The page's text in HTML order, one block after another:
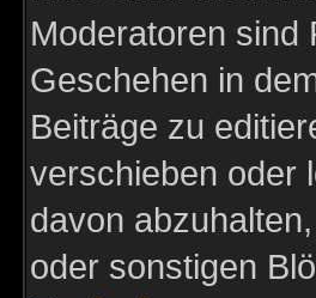
Moderatoren sind
Geschehen in
Beiträge zu
verschieben oder
davon
oder sonstigen